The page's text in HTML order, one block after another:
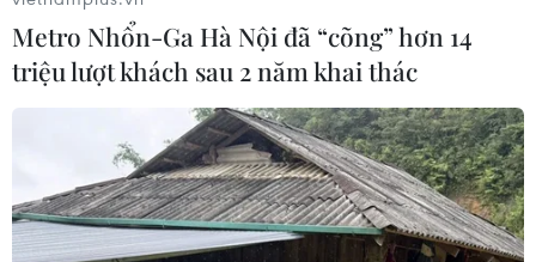
Metro Nhổn-Ga Hà Nội đã “cõng” hơn 14
triệu lượt khách sau 2 năm khai thác